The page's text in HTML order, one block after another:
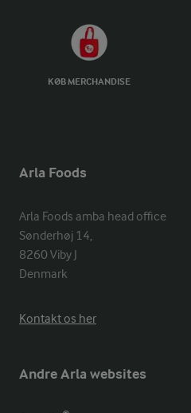
KØB MERCHANDISE
Arla Foods
Arla Foods amba head office
Sønderhøj 14,
8260 Viby J
Denmark
Kontakt os her
Andre Arla websites